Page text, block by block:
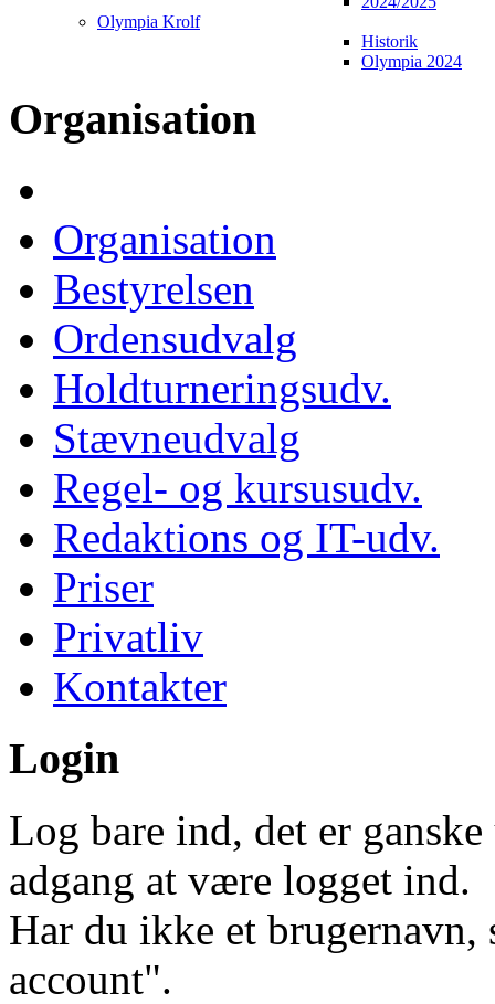
Olympia Krolf
Historik
Olympia 2024
Organisation
Organisation
Bestyrelsen
Ordensudvalg
Holdturneringsudv.
Stævneudvalg
Regel- og kursusudv.
Redaktions og IT-udv.
Priser
Privatliv
Kontakter
Login
Log bare ind, det er
adgang at være logget ind.
Har du ikke et brugernavn,
account".